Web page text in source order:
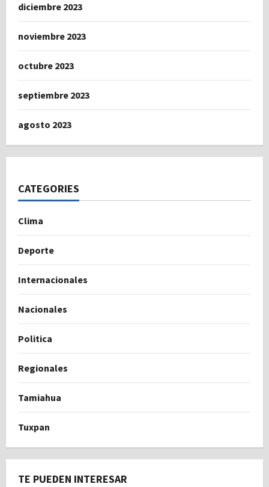
diciembre 2023
noviembre 2023
octubre 2023
septiembre 2023
agosto 2023
CATEGORIES
Clima
Deporte
Internacionales
Nacionales
Politica
Regionales
Tamiahua
Tuxpan
TE PUEDEN INTERESAR